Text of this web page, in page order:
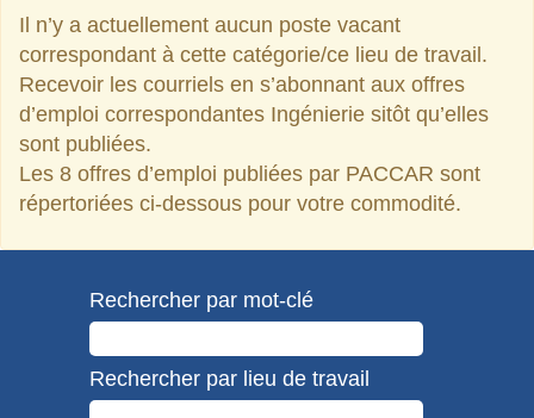
Il n’y a actuellement aucun poste vacant
correspondant à cette catégorie/ce lieu de travail.
Recevoir les courriels en s’abonnant aux offres
d’emploi correspondantes Ingénierie sitôt qu’elles
sont publiées.
Les 8 offres d’emploi publiées par PACCAR sont
répertoriées ci-dessous pour votre commodité.
Rechercher par mot-clé
Rechercher par lieu de travail